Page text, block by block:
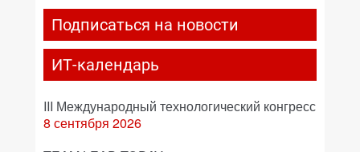
Подписаться на новости
ИТ-календарь
III Международный технологический конгресс
8 сентября 2026